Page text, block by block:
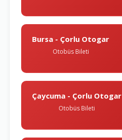
Bursa - Çorlu Otogar
Otobüs Bileti
Çaycuma - Çorlu Otogar
Otobüs Bileti